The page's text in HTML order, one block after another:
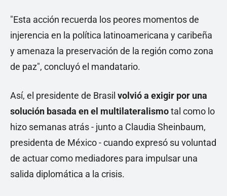
"Esta acción recuerda los peores momentos de
injerencia en la política latinoamericana y caribeña
y amenaza la preservación de la región como zona
de paz", concluyó el mandatario.
Así, el presidente de Brasil volvió a exigir por una
solución basada en el multilateralismotal como lo
hizo semanas atrás - junto a Claudia Sheinbaum,
presidenta de México - cuando expresó su voluntad
de actuar como mediadores para impulsar una
salida diplomática a la crisis.